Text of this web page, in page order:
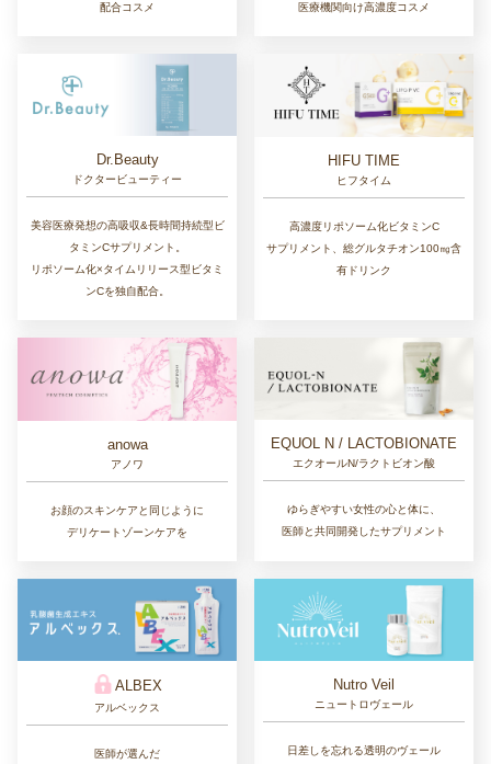
配合コスメ
医療機関向け高濃度コスメ
Dr.Beauty
ドクタービューティー
美容医療発想の高吸収&長時間持続型ビ
タミンCサプリメント。
リポソーム化×タイムリリース型ビタミ
ンCを独自配合。
HIFU TIME
ヒフタイム
高濃度リポソーム化ビタミンC
サプリメント、総グルタチオン100㎎含
有ドリンク
anowa
アノワ
お顔のスキンケアと同じように
デリケートゾーンケアを
EQUOL N / LACTOBIONATE
エクオールN/ラクトビオン酸
ゆらぎやすい女性の心と体に、
医師と共同開発したサプリメント
ALBEX
アルベックス
医師が選んだ
Nutro Veil
ニュートロヴェール
日差しを忘れる透明のヴェール